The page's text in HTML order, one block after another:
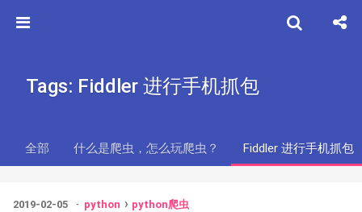
Tags: Fiddler 进行手机抓包
全部 什么是爬虫，怎么玩爬虫？ Fiddler 进行手机抓包
2019-02-05 python python爬虫